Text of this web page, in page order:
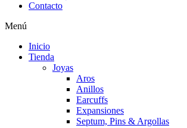
Contacto
Menú
Inicio
Tienda
Joyas
Aros
Anillos
Earcuffs
Expansiones
Septum, Pins & Argollas